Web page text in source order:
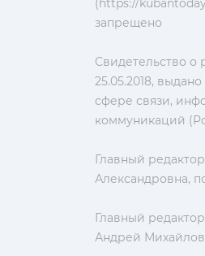
(https://
запрещено
Свидетельство
25.05.2018,
сфере связи,
коммуникаций
Главный
Александровна,
Главный
Андрей